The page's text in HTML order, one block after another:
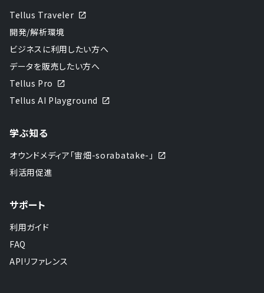
Tellus Traveler
開発/解析環境
ビジネスに利用したい方へ
データを販売したい方へ
Tellus Pro
Tellus AI Playground
学ぶ知る
オウンドメディア「宙畑-sorabatake-」
利活用促進
サポート
利用ガイド
FAQ
APIリファレンス